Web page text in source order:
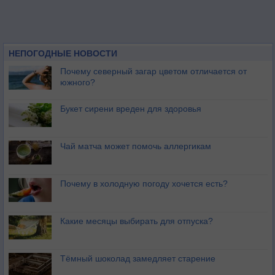
НЕПОГОДНЫЕ НОВОСТИ
Почему северный загар цветом отличается от
южного?
Букет сирени вреден для здоровья
Чай матча может помочь аллергикам
Почему в холодную погоду хочется есть?
Какие месяцы выбирать для отпуска?
Тёмный шоколад замедляет старение